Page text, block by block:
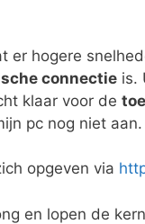
er hogere
connectie is.
klaar voor de
pc nog niet aan.
opgeven via
en lopen de